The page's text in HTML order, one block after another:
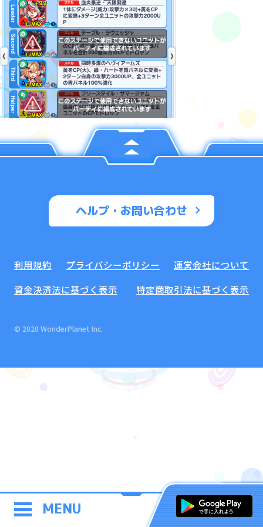
MENU
ヘルプ・お問い合わせ
利用規約 プライバシーポリシー
運営会社について
資金決済法に基づく表示
特定商取引法に基づく表示
© 2020 WonderPlanet Inc.